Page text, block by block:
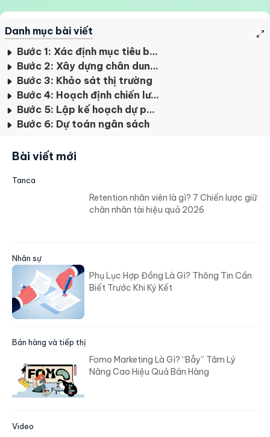
Danh mục bài viết
Bước 1: Xác định mục tiêu bán hàng
Bước 2: Xây dựng chân dung khách hàng
Bước 3: Khảo sát thị trường
Bước 4: Hoạch định chiến lược hành động
Bước 5: Lập kế hoạch dự phòng
Bước 6: Dự toán ngân sách
Bài viết mới
Tanca
Retention nhân viên là gì? 7 Chiến lược giữ
chân nhân tài hiệu quả 2026
Nhân sự
Phụ Lục Hợp Đồng Là Gì? Thông Tin Cần
Biết Trước Khi Ký Kết
Bán hàng và tiếp thị
Fomo Marketing Là Gì? “Bẫy” Tâm Lý
Nâng Cao Hiệu Quả Bán Hàng
Video